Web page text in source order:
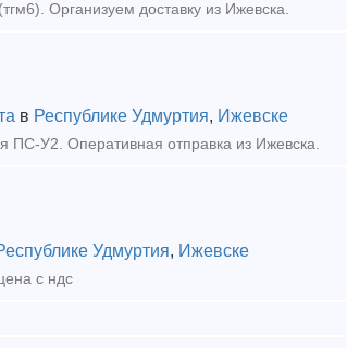
Организуем доставку из Ижевска.
в Республике Удмуртия, Ижевске
ПС-У2. Оперативная отправка из Ижевска.
Удмуртия, Ижевске
с ндс